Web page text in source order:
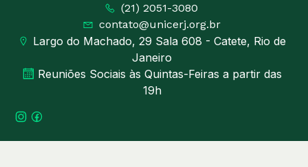
(21) 2051-3080
contato@unicerj.org.br
Largo do Machado, 29 Sala 608 - Catete, Rio de
Janeiro
Reuniões Sociais às Quintas-Feiras a partir das
19h